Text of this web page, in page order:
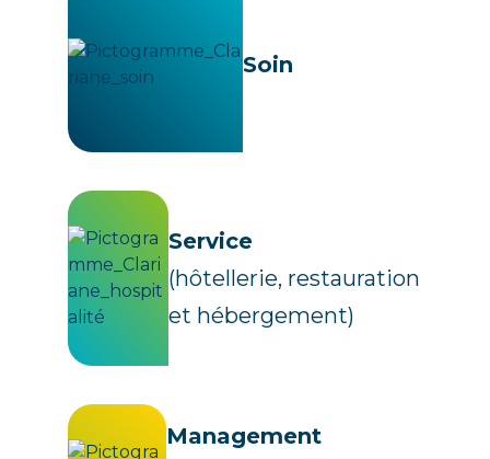
Soin
Service
(hôtellerie, restauration
et hébergement)
Management